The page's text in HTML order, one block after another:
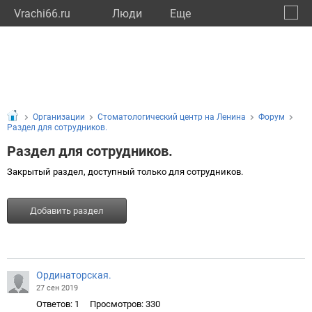
Vrachi66.ru Люди Eще
Организации Стоматологический центр на Ленина
Форум
Раздел для сотрудников.
Раздел для сотрудников.
Закрытый раздел, доступный только для сотрудников.
Добавить раздел
Ординаторская.
27 сен 2019
Ответов: 1 Просмотров: 330